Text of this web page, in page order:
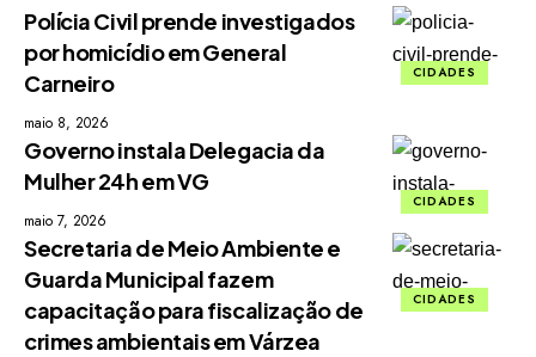
CIDADES
Polícia Civil prende investigados
por homicídio em General
Carneiro
maio 8, 2026
CIDADES
Governo instala Delegacia da
Mulher 24h em VG
maio 7, 2026
CIDADES
Secretaria de Meio Ambiente e
Guarda Municipal fazem
capacitação para fiscalização de
crimes ambientais em Várzea